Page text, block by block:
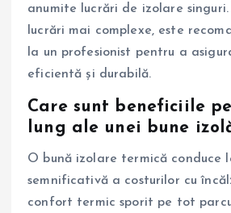
anumite lucrări de izolare singuri.
lucrări mai complexe, este
la un profesionist pentru a
eficientă și durabilă.
Care sunt beneficiile
lung ale unei bune
O bună izolare termică conduce
semnificativă a costurilor cu
confort termic sporit pe tot